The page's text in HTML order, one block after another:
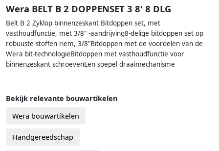
Wera BELT B 2 DOPPENSET 3 8' 8 DLG
Belt B 2 Zyklop binnenzeskant Bitdoppen set, met
vasthoudfunctie, met 3/8" -aandrijving8-delige bitdoppen set op
robuuste stoffen riem, 3/8"Bitdoppen met de voordelen van de
Wera bit-technologieBitdoppen met vasthoudfunctie voor
binnenzeskant schroevenEen soepel draaimechanisme
Bekijk relevante bouwartikelen
Wera bouwartikelen
Handgereedschap